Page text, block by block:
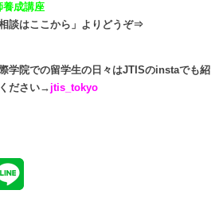
養成講座
談はここから」よりどうぞ⇒
学院での留学生の日々はJTISのinstaでも紹
ださい→ jtis_tokyo